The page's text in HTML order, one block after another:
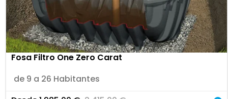
Fosa Filtro One Zero Carat
de 9 a 26 Habitantes